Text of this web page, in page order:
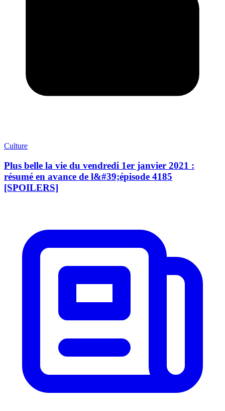
Culture
Plus belle la vie du vendredi 1er janvier 2021 :
résumé en avance de l&#39;épisode 4185
[SPOILERS]